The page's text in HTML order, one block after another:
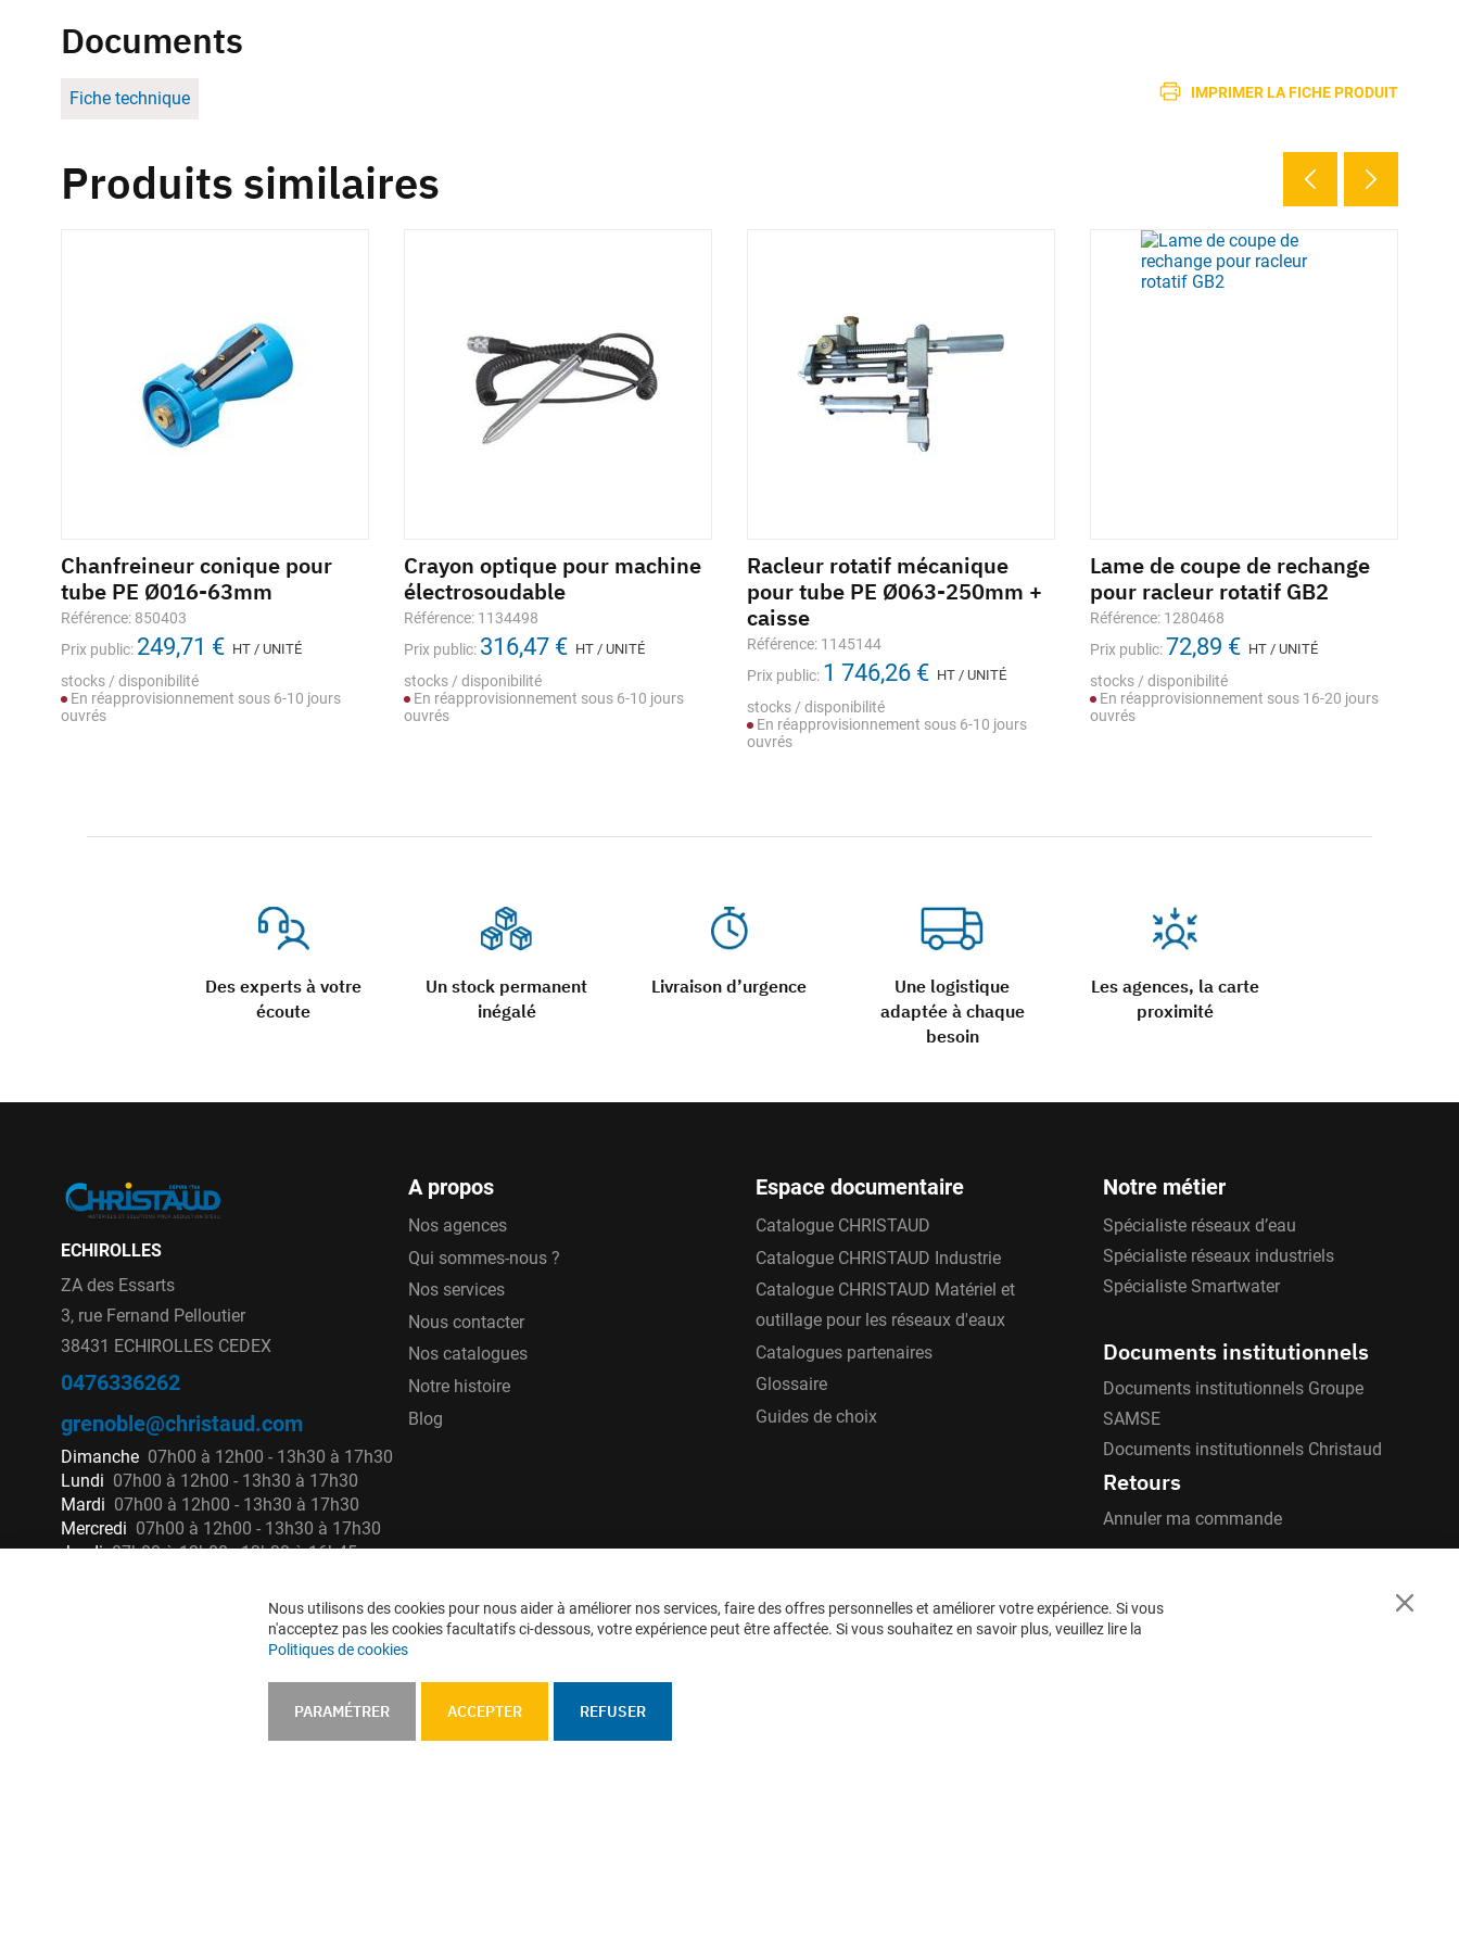
Documents
Fiche technique IMPRIMER LA FICHE PRODUIT
Des experts à votre
écoute
Un stock permanent
inégalé
Livraison d’urgence
Une logistique
adaptée à chaque
besoin
Les agences, la carte
proximité
Produits similaires
Chanfreineur conique pour
tube PE Ø016-63mm
Référence: 850403
Prix public: 249,71 € HT / UNITÉ
stocks / disponibilité
En réapprovisionnement sous 6-10 jours
ouvrés
Crayon optique pour machine
électrosoudable
Référence: 1134498
Prix public: 316,47 € HT / UNITÉ
stocks / disponibilité
En réapprovisionnement sous 6-10 jours
ouvrés
Racleur rotatif mécanique
pour tube PE Ø063-250mm +
caisse
Référence: 1145144
Prix public: 1 746,26 € HT / UNITÉ
stocks / disponibilité
En réapprovisionnement sous 6-10 jours
ouvrés
Lame de coupe de rechange
pour racleur rotatif GB2
Référence: 1280468
Prix public:72,89 € HT / UNITÉ
stocks / disponibilité
En réapprovisionnement sous 16-20 jours
ouvrés
ECHIROLLES
ZA des Essarts
3, rue Fernand Pelloutier
38431 ECHIROLLES CEDEX
0476336262
grenoble@christaud.com
Dimanche 07h00 à 12h00 - 13h30 à 17h30
Lundi 07h00 à 12h00 - 13h30 à 17h30
Mardi 07h00 à 12h00 - 13h30 à 17h30
Mercredi 07h00 à 12h00 - 13h30 à 17h30
Jeudi 07h00 à 12h00 - 13h30 à 16h45
A propos
Nos agences
Qui sommes-nous ?
Nos services
Nous contacter
Nos catalogues
Notre histoire
Blog
Espace documentaire
Catalogue CHRISTAUD
Catalogue CHRISTAUD Industrie
Catalogue CHRISTAUD Matériel et
outillage pour les réseaux d'eaux
Catalogues partenaires
Glossaire
Guides de choix
Notre métier
Spécialiste réseaux d’eau
Spécialiste réseaux industriels
Spécialiste Smartwater
Documents institutionnels
Documents institutionnels Groupe
SAMSE
Documents institutionnels Christaud
Retours
Annuler ma commande
Close
Nous utilisons des cookies pour nous aider à améliorer nos services, faire des offres personnelles et améliorer votre expérience. Si vous
n'acceptez pas les cookies facultatifs ci-dessous, votre expérience peut être affectée. Si vous souhaitez en savoir plus, veuillez lire la
Politiques de cookies
ACCEPTER
PARAMÉTRER REFUSER